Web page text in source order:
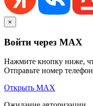
×
Войти через MAX
Нажмите кнопку ниже,
Отправьте номер
Открыть MAX